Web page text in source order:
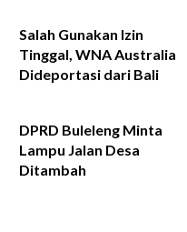
Salah Gunakan Izin
Tinggal, WNA Australia
Dideportasi dari Bali
DPRD Buleleng Minta
Lampu Jalan Desa
Ditambah